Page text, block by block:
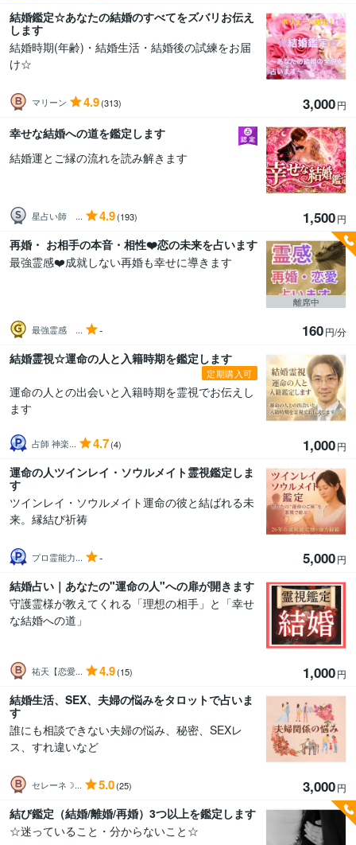
結婚鑑定☆あなたの結婚のすべてをズバリお伝え
します
結婚時期(年齢)・結婚生活・結婚後の試練をお届
け☆
マリーン 4.9(313) 3,000円
幸せな結婚への道を鑑定します
結婚運とご縁の流れを読み解きます
星占い師 ... 4.9(193) 1,500円
再婚・ お相手の本音・相性❤️恋の未来を占います
最強霊感❤️成就しない再婚も幸せに導きます
最強霊感 ... - 160円/分
離席中
結婚霊視☆運命の人と入籍時期を鑑定します
定期購入可
運命の人との出会いと入籍時期を霊視でお伝えし
ます
占師 神楽... 4.7(4) 1,000円
運命の人ツインレイ・ソウルメイト霊視鑑定しま
す
ツインレイ・ソウルメイト運命の彼と結ばれる未
来。縁結び祈祷
プロ霊能力... - 5,000円
結婚占い｜あなたの"運命の人"への扉が開きます
守護霊様が教えてくれる「理想の相手」と「幸せ
な結婚への道」
祐天【恋愛... 4.9(15) 1,000円
結婚生活、SEX、夫婦の悩みをタロットで占いま
す
誰にも相談できない夫婦の悩み、秘密、SEXレ
ス、すれ違いなど
セレーネ☽... 5.0(25) 3,000円
結び鑑定（結婚/離婚/再婚）3つ以上を鑑定します
☆迷っていること・分からないこと☆